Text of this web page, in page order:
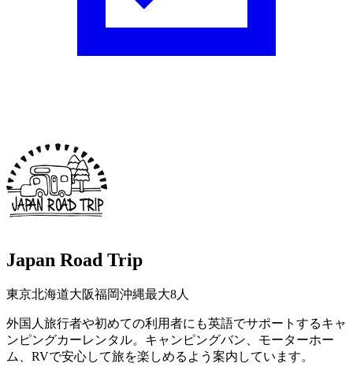
Japan Road Trip
東京北海道大阪福岡沖縄最大8人
外国人旅行者や初めての利用者にも英語でサポートするキャ
ンピングカーレンタル。キャンピングバン、モーターホー
ム、RVで安心して旅を楽しめるよう案内しています。